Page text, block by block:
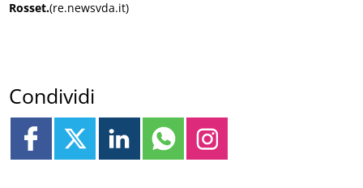
Rosset.(re.newsvda.it)
Condividi